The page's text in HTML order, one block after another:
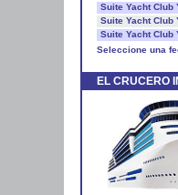
Suite Yacht Club
Suite Yacht Club
Suite Yacht Club
Seleccione una
EL CRUCERO